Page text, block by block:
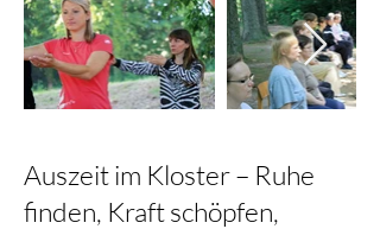
Auszeit im Kloster – Ruhe
finden, Kraft schöpfen,